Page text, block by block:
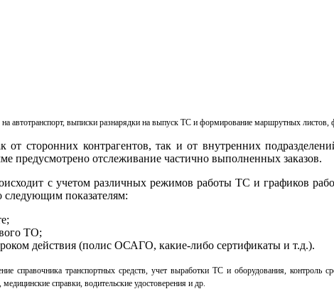
на автотранспорт, выписки разнарядки на выпуск ТС и формирование маршрутных
от сторонних контрагентов, так и от внутренних
предусмотрено отслеживание частично выполненных заказов.
с учетом различных режимов работы ТС и графиков
показателям:
ТО;
действия (полис ОСАГО, какие-либо сертификаты и т.д.).
справочника транспортных средств, учет выработки ТС и оборудования, контроль
справки, водительские удостоверения и др.